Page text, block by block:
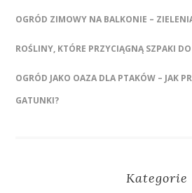
OGRÓD ZIMOWY NA BALKONIE –
ROŚLINY, KTÓRE PRZYCIĄGNĄ SZPAKI
OGRÓD JAKO OAZA DLA PTAKÓW – JAK
GATUNKI?
Kategorie